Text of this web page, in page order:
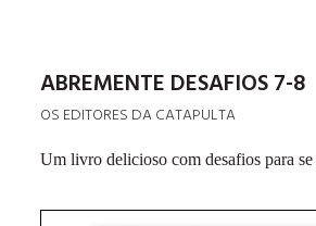
ABREMENTE DESAFIOS 7-8
OS EDITORES DA CATAPULTA
Um livro delicioso com desafios para